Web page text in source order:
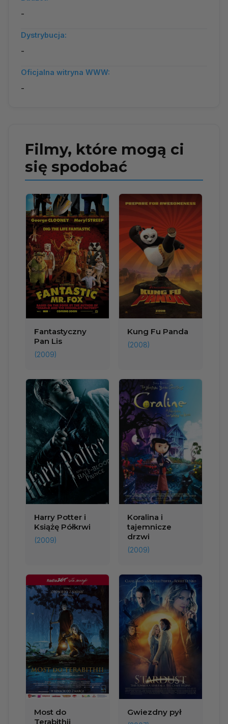
-
Dystrybucja:
-
Oficjalna witryna WWW:
-
Filmy, które mogą ci
się spodobać
Fantastyczny
Pan Lis
(2009)
Kung Fu Panda
(2008)
Harry Potter i
Książę Półkrwi
(2009)
Koralina i
tajemnicze
drzwi
(2009)
Most do
Terabithii
Gwiezdny pył